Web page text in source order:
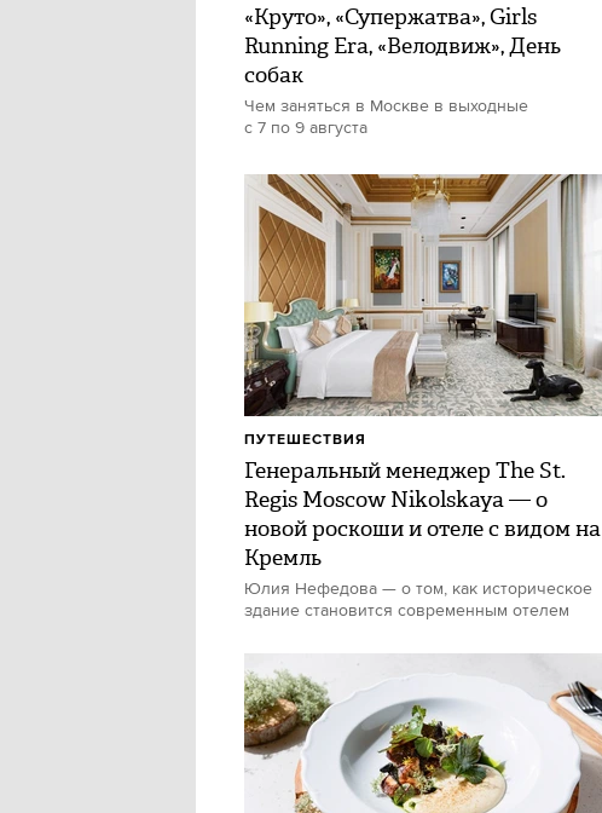
«Круто», «Супержатва», Girls
Running Era, «Велодвиж», День
собак
Чем заняться в Москве в выходные
с 7 по 9 августа
Генеральный менеджер The St.
Regis Moscow Nikolskaya — о
новой роскоши и отеле с видом на
Кремль
Юлия Нефедова — о том, как историческое
здание становится современным отелем
ПУТЕШЕСТВИЯ